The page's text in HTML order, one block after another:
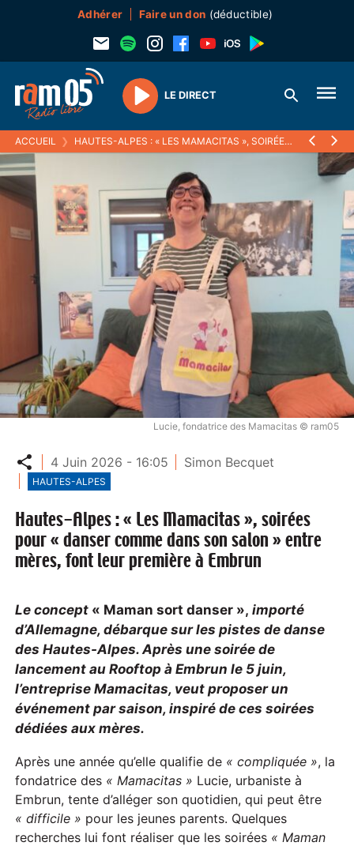
Adhérer Faire un don (déductible)
Play
LE DIRECT
ACCUEIL ❯ HAUTES-ALPES : « LES MAMACITAS », SOIRÉES POUR « DANSER COMME DANS SON SALON » ENTRE MÈRES, FONT LEUR PREMIÈRE À EMBRUN
Lucie, fondatrice des Mamacitas © ram05
Partager
4 Juin 2026 - 16:05 Simon Becquet
HAUTES-ALPES
Hautes-Alpes : « Les Mamacitas », soirées
pour « danser comme dans son salon » entre
mères, font leur première à Embrun
Le concept « Maman sort danser », importé
d’Allemagne, débarque sur les pistes de danse
des Hautes-Alpes. Après une soirée de
lancement au Rooftop à Embrun le 5 juin,
l’entreprise Mamacitas, veut proposer un
événement par saison, inspiré de ces soirées
dédiées aux mères.
Après une année qu’elle qualifie de « compliquée », la
fondatrice des « Mamacitas » Lucie, urbaniste à
Embrun, tente d’alléger son quotidien, qui peut être
« difficile » pour les jeunes parents. Quelques
recherches lui font réaliser que les soirées « Maman